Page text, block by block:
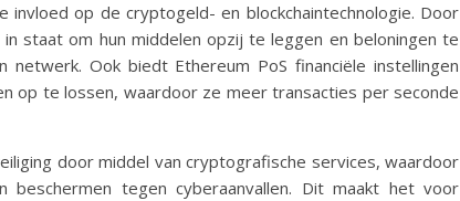
op de cryptogeld- en blockchaintechnologie. Door
staat om hun middelen opzij te leggen en beloningen te
Ook biedt Ethereum PoS financiële instellingen
op te lossen, waardoor ze meer transacties per seconde
door middel van cryptografische services, waardoor
beschermen tegen cyberaanvallen. Dit maakt het voor